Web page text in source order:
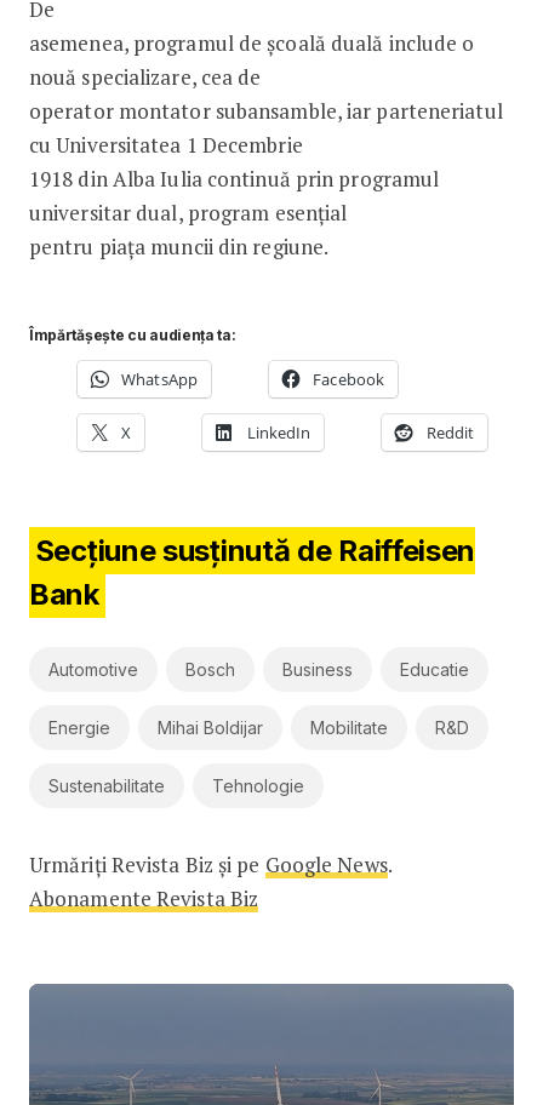
De
asemenea, programul de școală duală include o
nouă specializare, cea de
operator montator subansamble, iar parteneriatul
cu Universitatea 1 Decembrie
1918 din Alba Iulia continuă prin programul
universitar dual, program esențial
pentru piața muncii din regiune.
Împărtășește cu audiența ta:
WhatsApp Facebook
X LinkedIn Reddit
Secțiune susținută de Raiffeisen
Bank
Automotive Bosch Business Educatie
Energie Mihai Boldijar Mobilitate R&D
Sustenabilitate Tehnologie
Urmăriți Revista Biz și pe Google News.
Abonamente Revista Biz